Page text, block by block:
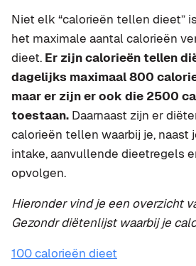
Niet elk “calorieën tellen dieet”
het maximale aantal calorieën
dieet. Er zijn calorieën tellen
dagelijks maximaal 800
maar er zijn er ook die 2500
toestaan. Daarnaast zijn er
calorieën tellen waarbij je, naast
intake, aanvullende dieetregels
opvolgen.
Hieronder vind je een overzicht
Gezondr diëtenlijst waarbij je
100 calorieën dieet